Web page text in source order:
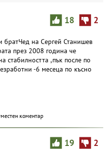
18 2
братЧед на Сергей Станишев
през 2008 година че
стабилността ,пък после по
-6 месеца по късно
коментар
19 2